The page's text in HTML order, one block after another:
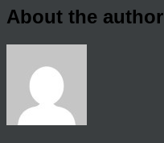
About the author